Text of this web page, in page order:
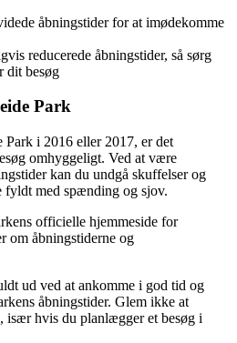
åbningstider for at imødekomme
reducerede åbningstider, så sørg
dit besøg
Park
Park i 2016 eller 2017, er det
omhyggeligt. Ved at være
kan du undgå skuffelser og
fyldt med spænding og sjov.
officielle hjemmeside for
om åbningstiderne og
ud ved at ankomme i god tid og
åbningstider. Glem ikke at
især hvis du planlægger et besøg i